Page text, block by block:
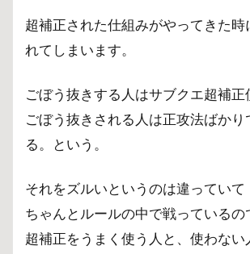
超補正された仕組みがやってきた時
れてしまいます。
ごぼう抜きする人はサブクエ超補正
ごぼう抜きされる人は正攻法ばかり
る。という。
それをズルいというのは違っていて
ちゃんとルールの中で戦っているの
超補正をうまく使う人と、使わない